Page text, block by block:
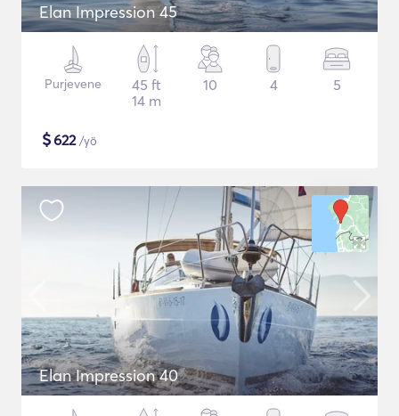
Elan Impression 45
Purjevene
45 ft
14 m
10 4 5
$622/yö
Elan Impression 40